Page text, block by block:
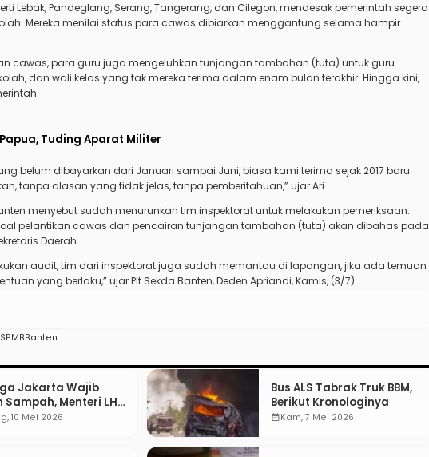
Lebak, Pandeglang, Serang, Tangerang, dan Cilegon, mendesak pemerintah segera
Mereka menilai status para cawas dibiarkan menggantung selama hampir
cawas, para guru juga mengeluhkan tunjangan tambahan (tuta) untuk guru
dan wali kelas yang tak mereka terima dalam enam bulan terakhir. Hingga kini,
Tuding Aparat Militer
belum dibayarkan dari Januari sampai Juni, biasa kami terima sejak 2017 baru
tanpa alasan yang tidak jelas, tanpa pemberitahuan,” ujar Ari.
menyebut sudah menurunkan tim inspektorat untuk melakukan pemeriksaan.
pelantikan cawas dan pencairan tunjangan tambahan (tuta) akan dibahas pada
Daerah.
audit, tim dari inspektorat juga sudah memantau di lapangan, jika ada temuan
yang berlaku,” ujar Plt Sekda Banten, Deden Apriandi, Kamis, (3/7).
SPMBBanten
Jakarta Wajib
Sampah, Menteri LH:
Contoh Nih”
10 Mei 2026
Bus ALS Tabrak Truk BBM,
Berikut Kronologinya
calendar_monthKam, 7 Mei 2026